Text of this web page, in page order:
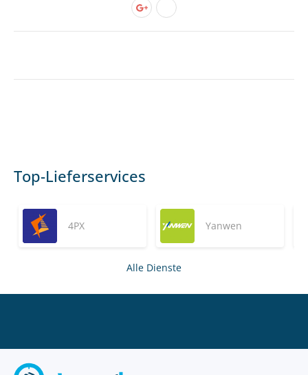
Top-Lieferservices
4PX Yanwen
Alle Dienste